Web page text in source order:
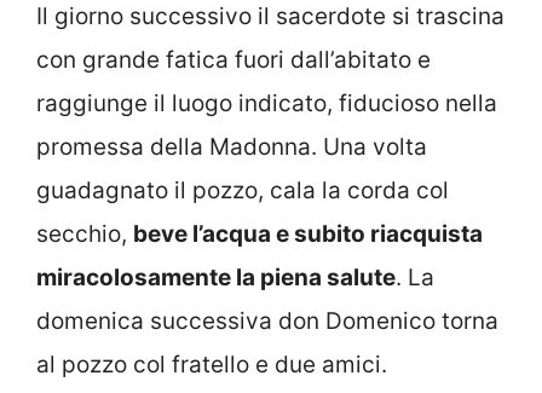
Il giorno successivo il sacerdote si trascina
con grande fatica fuori dall’abitato e
raggiunge il luogo indicato, fiducioso nella
promessa della Madonna. Una volta
guadagnato il pozzo, cala la corda col
secchio, beve l’acqua e subito riacquista
miracolosamente la piena salute. La
domenica successiva don Domenico torna
al pozzo col fratello e due amici.